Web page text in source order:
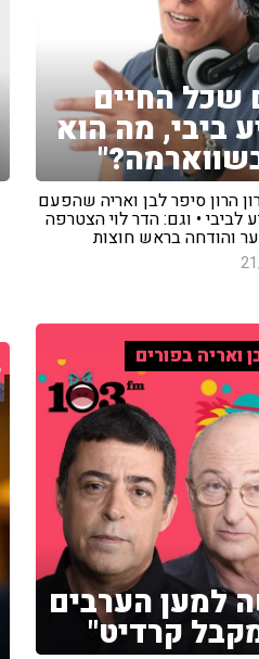
שכל החיים
ביבי, מה הוא
הרון סיפר לבן ואריה שהפעם
לביבי • וגם: הדר לוי הצטרפה
והודחה בראש חוצות
ואריה בפורים
למען הערבים
קרדיט"